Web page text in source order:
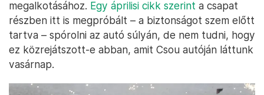
megalkotásához. Egy áprilisi cikk szerint a csapat
részben itt is megpróbált – a biztonságot szem előtt
tartva – spórolni az autó súlyán, de nem tudni, hogy
ez közrejátszott-e abban, amit Csou autóján láttunk
vasárnap.